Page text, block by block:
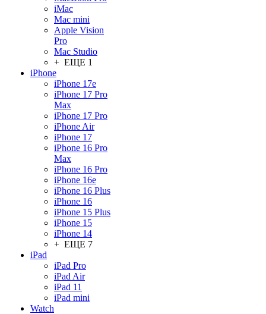
iMac
Mac mini
Apple Vision
Pro
Mac Studio
+ ЕЩЕ 1
iPhone
iPhone 17e
iPhone 17 Pro
Max
iPhone 17 Pro
iPhone Air
iPhone 17
iPhone 16 Pro
Max
iPhone 16 Pro
iPhone 16e
iPhone 16 Plus
iPhone 16
iPhone 15 Plus
iPhone 15
iPhone 14
+ ЕЩЕ 7
iPad
iPad Pro
iPad Air
iPad 11
iPad mini
Watch